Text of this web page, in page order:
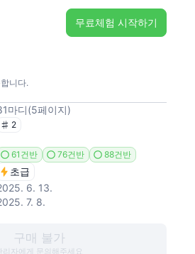
무료체험 시작하기
니다.
마디(5페이지)
2
61건반 76건반 88건반
초급
6. 13.
7. 8.
구매 불가
리자에게 문의해주세요